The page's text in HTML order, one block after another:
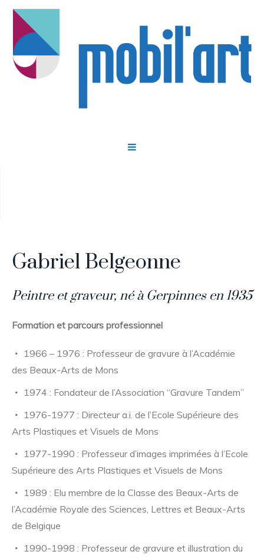
Gabriel Belgeonne
Peintre et graveur, né à Gerpinnes en 1935
Formation et parcours professionnel
1966 – 1976 : Professeur de gravure à l’Académie
des Beaux-Arts de Mons
1974 : Fondateur de l’Association “Gravure Tandem”
1976-1977 : Directeur a.i. de l’Ecole Supérieure des
Arts Plastiques et Visuels de Mons
1977-1990 : Professeur d’images imprimées à l’Ecole
Supérieure des Arts Plastiques et Visuels de Mons
1989 : Elu membre de la Classe des Beaux-Arts de
l’Académie Royale des Sciences, Lettres et Beaux-Arts
de Belgique
1990-1998 : Professeur de gravure et illustration du